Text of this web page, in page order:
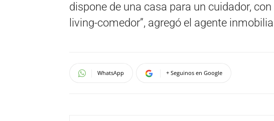
dispone de una casa para un cuidador,
living-comedor”, agregó el agente
WhatsApp + Seguinos en Google